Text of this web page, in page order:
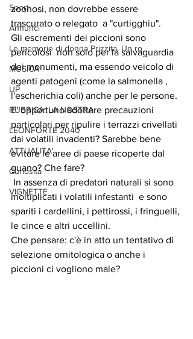
Sport
Annunci
Le memorie di donna Prizzita. Un ro
MUSICA
UP
RUBRICA: LA NOSTRA
LEONFORTE 2040
ATTUALITA'
Curiosità
VIGNETTE
zoonosi, non dovrebbe essere
trascurato o relegato  a "curtigghiu".
Gli escrementi dei piccioni sono
pericolosi  non solo per la salvaguardia
dei monumenti, ma essendo veicolo di
agenti patogeni (come la salmonella ,
l'escherichia coli) anche per le persone.
E' opportuno adottare precauzioni
particolari per ripulire i terrazzi crivellati
dai volatili invadenti? Sarebbe bene
evitare le aree di paese ricoperte dal
guano? Che fare?
moltiplicati i volatili infestanti  e sono
spariti i cardellini, i pettirossi, i fringuelli,
le cince e altri uccellini.
Che pensare: c'è in atto un tentativo di
selezione ornitologica o anche i
piccioni ci vogliono male?